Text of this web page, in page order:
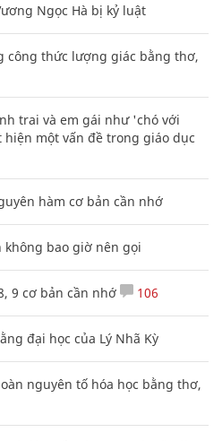
Ngọc Hà bị kỷ luật
công thức lượng giác bằng thơ,
trai và em gái như 'chó với
một vấn đề trong giáo dục
hàm cơ bản cần nhớ
không bao giờ nên gọi
9 cơ bản cần nhớ 106
đại học của Lý Nhã Kỳ
nguyên tố hóa học bằng thơ,